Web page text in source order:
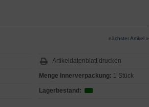
nächster Artikel »
Artikeldatenblatt drucken
Menge Innerverpackung: 1 Stück
Lagerbestand: